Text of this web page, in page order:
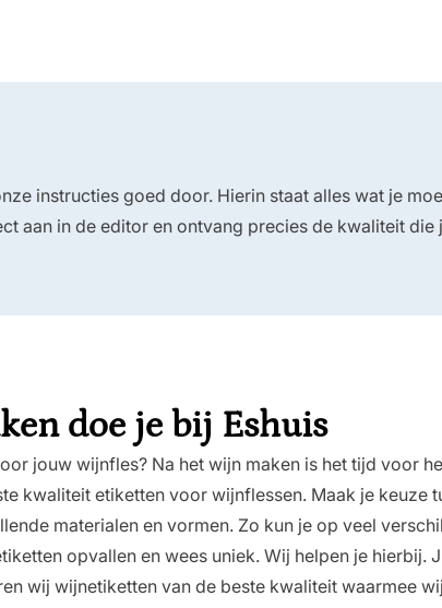
instructies goed door. Hierin staat alles wat je
aan in de editor en ontvang precies de kwaliteit die
doe je bij Eshuis
jouw wijnfles? Na het wijn maken is het tijd voor
kwaliteit etiketten voor wijnflessen. Maak je keuze
materialen en vormen. Zo kun je op veel
opvallen en wees uniek. Wij helpen je hierbij.
wij wijnetiketten van de beste kwaliteit waarmee